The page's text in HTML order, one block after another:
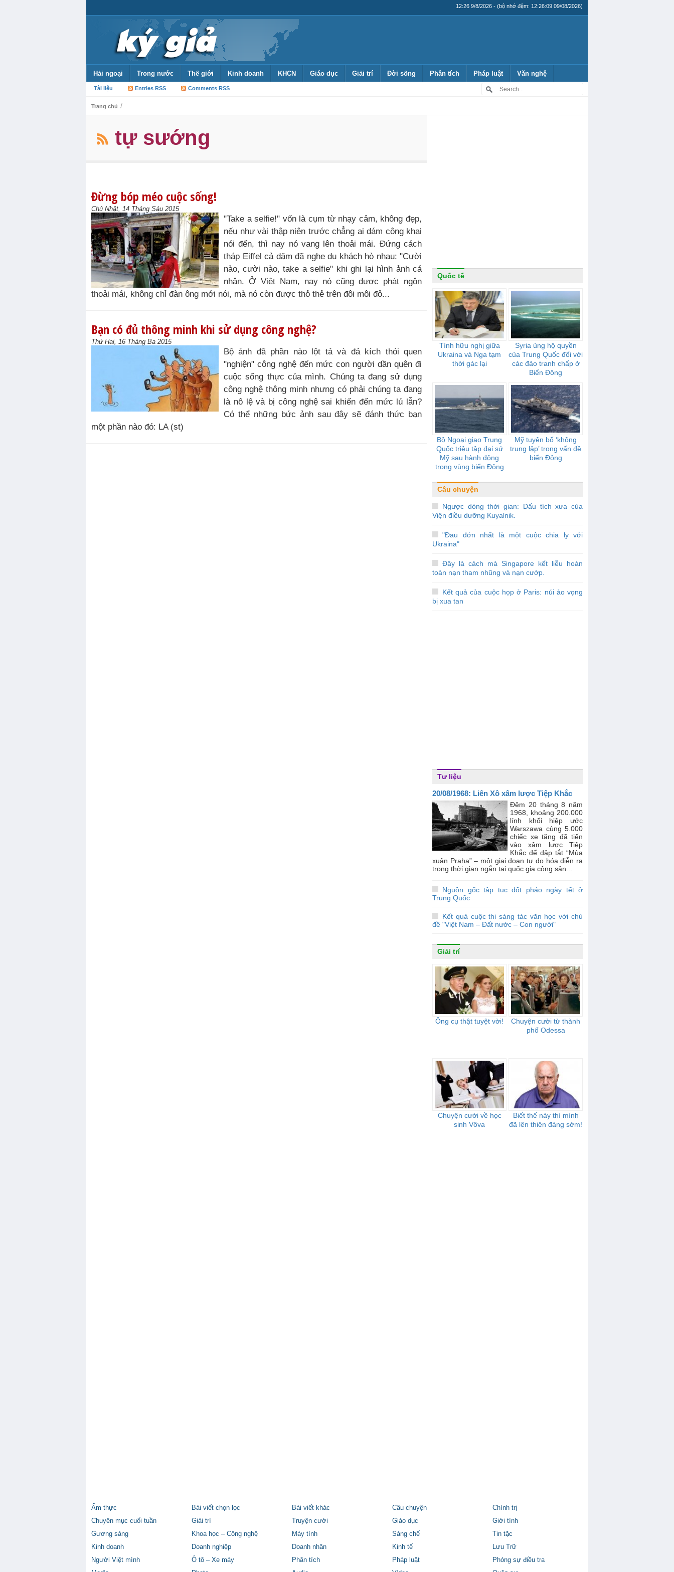
12:26 9/8/2026 - (bộ nhớ đệm: 12:26:09 09/08/2026)
Hải ngoại Trong nước Thế giới Kinh doanh KHCN Giáo dục Giải trí Đời sống Phân tích Pháp luật Văn nghệ
Tài liệu Entries RSS Comments RSS
Trang chủ /
tự sướng
Đừng bóp méo cuộc sống!
Chủ Nhật, 14 Tháng Sáu 2015
"Take a selfie!" vốn là cụm từ nhạy cảm, không đẹp,
nếu như vài thập niên trước chẳng ai dám công khai
nói đến, thì nay nó vang lên thoải mái. Đứng cách
tháp Eiffel cả dặm đã nghe du khách hò nhau: "Cười
nào, cười nào, take a selfie" khi ghi lại hình ảnh cá
nhân. Ở Việt Nam, nay nó cũng được phát ngôn
thoải mái, không chỉ đàn ông mới nói, mà nó còn được thỏ thẻ trên đôi môi đỏ...
Bạn có đủ thông minh khi sử dụng công nghệ?
Thứ Hai, 16 Tháng Ba 2015
Bộ ảnh đã phần nào lột tả và đả kích thói quen
"nghiện" công nghệ đến mức con người dần quên đi
cuộc sống thực của mình. Chúng ta đang sử dụng
công nghệ thông minh nhưng có phải chúng ta đang
là nô lệ và bị công nghệ sai khiến đến mức lú lẫn?
Có thể những bức ảnh sau đây sẽ đánh thức bạn
một phần nào đó: LA (st)
Quốc tế
Tình hữu nghị giữa
Ukraina và Nga tạm
thời gác lại
Syria ủng hộ quyền
của Trung Quốc đối với
các đảo tranh chấp ở
Biển Đông
Bộ Ngoại giao Trung
Quốc triệu tập đại sứ
Mỹ sau hành động
trong vùng biển Đông
Mỹ tuyên bố ‘không
trung lập’ trong vấn đề
biển Đông
Câu chuyện
Ngược dòng thời gian: Dấu tích xưa của
Viện điều dưỡng Kuyalnik.
"Đau đớn nhất là một cuộc chia ly với
Ukraina"
Đây là cách mà Singapore kết liễu hoàn
toàn nạn tham nhũng và nạn cướp.
Kết quả của cuộc họp ở Paris: núi ảo vọng
bị xua tan
Tư liệu
20/08/1968: Liên Xô xâm lược Tiệp Khắc
Đêm 20 tháng 8 năm
1968, khoảng 200.000
lính khối hiệp ước
Warszawa cùng 5.000
chiếc xe tăng đã tiến
vào xâm lược Tiệp
Khắc để dập tắt “Mùa
xuân Praha” – một giai đoạn tự do hóa diễn ra
trong thời gian ngắn tại quốc gia cộng sản...
Nguồn gốc tập tục đốt pháo ngày tết ở
Trung Quốc
Kết quả cuộc thi sáng tác văn học với chủ
đề "Việt Nam – Đất nước – Con người"
Giải trí
Ông cụ thật tuyệt vời!
Chuyện cười từ thành
phố Odessa
Chuyện cười về học
sinh Vôva
Biết thế này thì mình
đã lên thiên đàng sớm!
Ẩm thực Bài viết chọn lọc Bài viết khác Câu chuyện
Chính trị
Chuyên mục cuối tuần
Giải trí Truyện cười Giáo dục
Giới tính
Gương sáng
Khoa học – Công nghệ Máy tính Sáng chế
Tin tặc
Kinh doanh
Doanh nghiệp Doanh nhân Kinh tế
Lưu Trữ
Người Việt mình
Ô tô – Xe máy Phân tích Pháp luật
Phóng sự điều tra